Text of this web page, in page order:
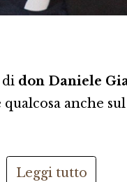
di don Daniele
anche
Leggi tutto